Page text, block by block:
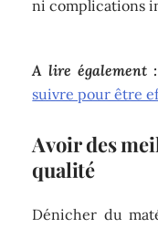
ni complications
A lire également :
suivre pour être
Avoir des
qualité
Dénicher du